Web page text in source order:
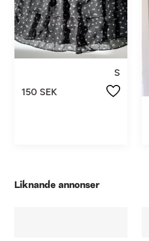
S
150 SEK
Liknande annonser